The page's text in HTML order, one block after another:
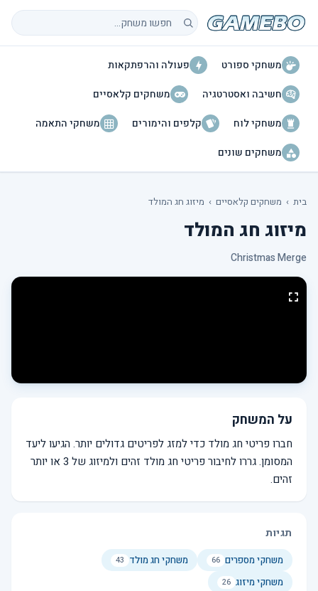
חיפוש משחקים
משחקי ספורט
פעולה והרפתקאות
חשיבה ואסטרטגיה
משחקים קלאסיים
משחקי לוח
קלפים והימורים
משחקי התאמה
משחקים שונים
בית › משחקים קלאסיים › מיזוג חג המולד
מיזוג חג המולד
Christmas Merge
על המשחק
חברו פריטי חג מולד כדי למזג לפריטים גדולים יותר. הגיעו ליעד
המסומן. גררו לחיבור פריטי חג מולד זהים ולמיזוג של 3 או יותר
זהים.
תגיות
משחקי מספרים 66 משחקי חג מולד 43
משחקי מיזוג 26